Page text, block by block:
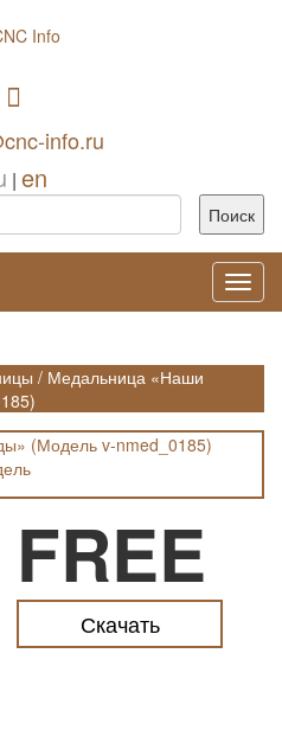
info.ru
| en
/ Медальница «Наши
FREE
Скачать